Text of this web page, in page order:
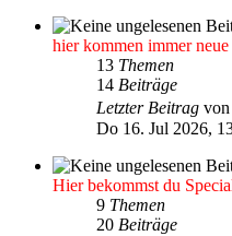
hier kommen immer
13 Themen
14 Beiträge
Letzter Beitrag von
Do 16. Jul 2026,
Hier bekommst du
9 Themen
20 Beiträge